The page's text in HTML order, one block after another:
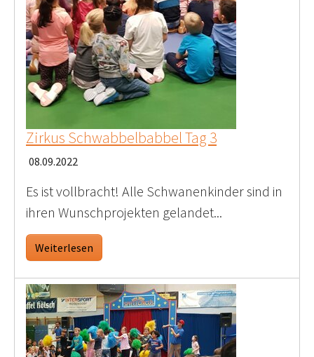
Zirkus Schwabbelbabbel Tag 3
08.09.2022
Es ist vollbracht! Alle Schwanenkinder sind in
ihren Wunschprojekten gelandet...
Weiterlesen